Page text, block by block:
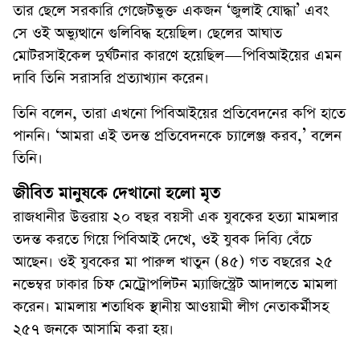
তার ছেলে সরকারি গেজেটভুক্ত একজন ‘জুলাই যোদ্ধা’ এবং
সে ওই অভ্যুত্থানে গুলিবিদ্ধ হয়েছিল। ছেলের আঘাত
মোটরসাইকেল দুর্ঘটনার কারণে হয়েছিল—পিবিআইয়ের এমন
দাবি তিনি সরাসরি প্রত্যাখ্যান করেন।
তিনি বলেন, তারা এখনো পিবিআইয়ের প্রতিবেদনের কপি হাতে
পাননি। ‘আমরা এই তদন্ত প্রতিবেদনকে চ্যালেঞ্জ করব,’ বলেন
তিনি।
জীবিত মানুষকে দেখানো হলো মৃত
রাজধানীর উত্তরায় ২০ বছর বয়সী এক যুবকের হত্যা মামলার
তদন্ত করতে গিয়ে পিবিআই দেখে, ওই যুবক দিব্যি বেঁচে
আছেন। ওই যুবকের মা পারুল খাতুন (৪৫) গত বছরের ২৫
নভেম্বর ঢাকার চিফ মেট্রোপলিটন ম্যাজিস্ট্রেট আদালতে মামলা
করেন। মামলায় শতাধিক স্থানীয় আওয়ামী লীগ নেতাকর্মীসহ
২৫৭ জনকে আসামি করা হয়।